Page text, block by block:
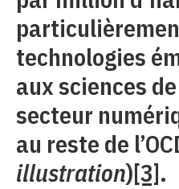
technologies
aux sciences
secteur
au reste de
illustration)[3].